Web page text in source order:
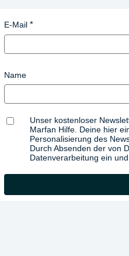
E-Mail
Name
Unser kostenloser
Marfan Hilfe. Deine hier
Personalisierung des
Durch Absenden der von
Datenverarbeitung ein